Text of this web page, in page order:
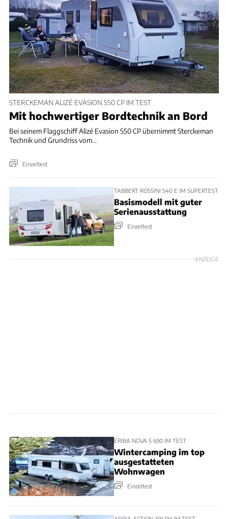
STERCKEMAN ALIZÉ EVASION 550 CP IM TEST
Mit hochwertiger Bordtechnik an Bord
Bei seinem Flaggschiff Alizé Evasion 550 CP übernimmt Sterckeman
Technik und Grundriss vom...
Einzeltest
TABBERT ROSSINI 540 E IM SUPERTEST
Basismodell mit guter
Serienausstattung
Einzeltest
ANZEIGE
ERIBA NOVA S 690 IM TEST
Wintercamping im top
ausgestatteten
Wohnwagen
Einzeltest